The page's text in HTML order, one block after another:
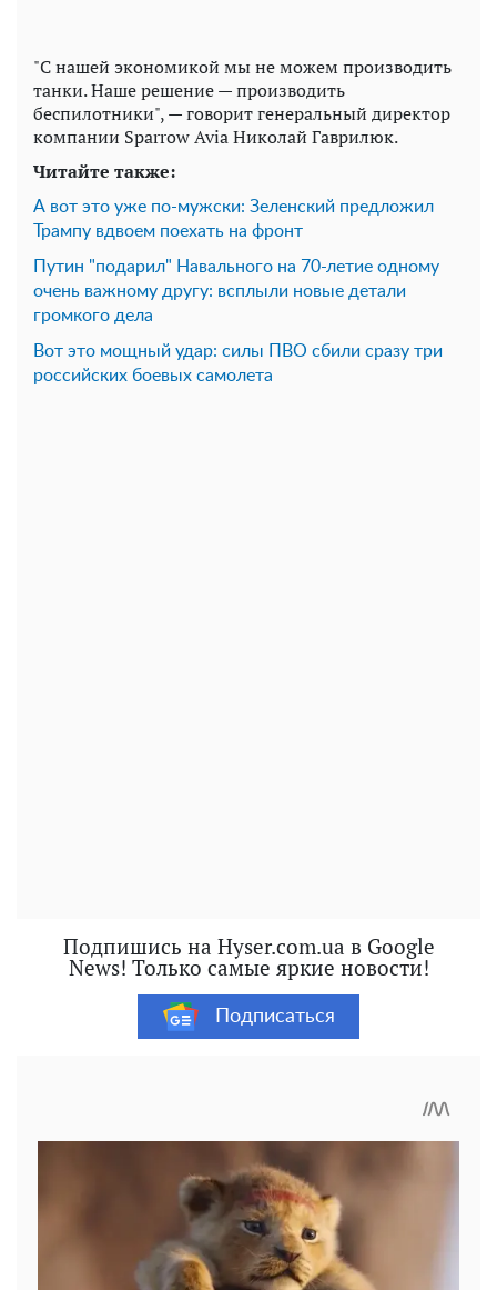
"С нашей экономикой мы не можем производить
танки. Наше решение — производить
беспилотники", — говорит генеральный директор
компании Sparrow Avia Николай Гаврилюк.
Читайте также:
А вот это уже по-мужски: Зеленский предложил
Трампу вдвоем поехать на фронт
Путин "подарил" Навального на 70-летие одному
очень важному другу: всплыли новые детали
громкого дела
Вот это мощный удар: силы ПВО сбили сразу три
российских боевых самолета
Подпишись на Hyser.com.ua в Google
News! Только самые яркие новости!
Подписаться